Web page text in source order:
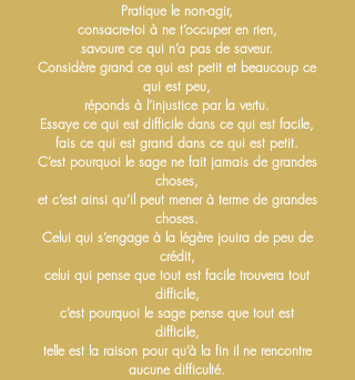
Pratique le non-agir,
consacre-toi à ne t’occuper en rien,
savoure ce qui n’a pas de saveur.
Considère grand ce qui est petit et beaucoup ce
qui est peu,
réponds à l’injustice par la vertu.
Essaye ce qui est difficile dans ce qui est facile,
fais ce qui est grand dans ce qui est petit.
C’est pourquoi le sage ne fait jamais de grandes
choses,
et c’est ainsi qu’il peut mener à terme de grandes
choses.
Celui qui s’engage à la légère jouira de peu de
crédit,
celui qui pense que tout est facile trouvera tout
difficile,
c’est pourquoi le sage pense que tout est
difficile,
telle est la raison pour qu’à la fin il ne rencontre
aucune difficulté.